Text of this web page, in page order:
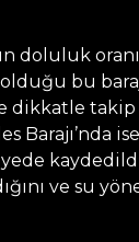
doluluk
bu
dikkatle
Barajı’nda
ve su